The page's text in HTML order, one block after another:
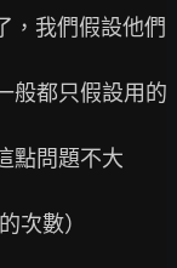
，我們假設他們
般都只假設用的
點問題不大
次數）